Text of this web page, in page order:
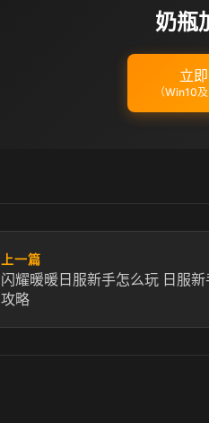
奶瓶
立
（Win10
上一篇
闪耀暖暖日服新手怎么玩 日服
攻略